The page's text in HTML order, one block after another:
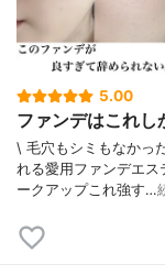
5.00
ファンデはこれし
\ 毛穴もシミもなかっ
れる愛用ファンデ⁡エス
ークアップ⁡⁡これ強す…